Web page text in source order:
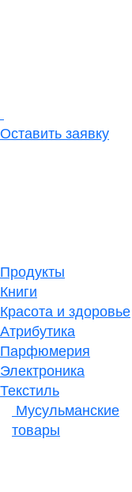
Оставить заявку
Продукты
Книги
Красота и здоровье
Атрибутика
Парфюмерия
Электроника
Текстиль
Мусульманские
товары